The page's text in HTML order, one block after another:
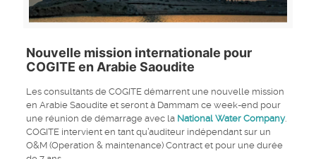
Nouvelle mission internationale pour
COGITE en Arabie Saoudite
Les consultants de COGITE démarrent une nouvelle mission
en Arabie Saoudite et seront à Dammam ce week-end pour
une réunion de démarrage avec la National Water Company.
COGITE intervient en tant qu’auditeur indépendant sur un
O&M (Operation & maintenance) Contract et pour une durée